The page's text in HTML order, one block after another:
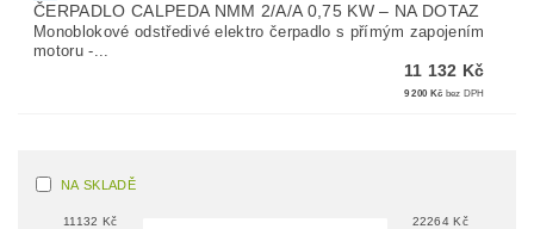
ČERPADLO CALPEDA NMM 2/A/A 0,75 KW– NA DOTAZ
Monoblokové odstředivé elektro čerpadlo s přímým zapojením
motoru -...
11 132 Kč
9 200 Kč bez DPH
NA SKLADĚ
11132 Kč 22264 Kč